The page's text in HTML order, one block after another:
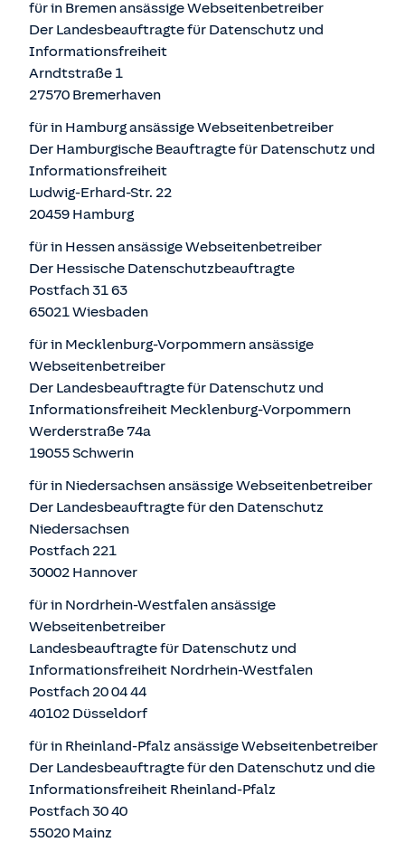
für in Bremen ansässige Webseitenbetreiber
Der Landesbeauftragte für Datenschutz und
Informationsfreiheit
Arndtstraße 1
27570 Bremerhaven
für in Hamburg ansässige Webseitenbetreiber
Der Hamburgische Beauftragte für Datenschutz und
Informationsfreiheit
Ludwig-Erhard-Str. 22
20459 Hamburg
für in Hessen ansässige Webseitenbetreiber
Der Hessische Datenschutzbeauftragte
Postfach 31 63
65021 Wiesbaden
für in Mecklenburg-Vorpommern ansässige
Webseitenbetreiber
Der Landesbeauftragte für Datenschutz und
Informationsfreiheit Mecklenburg-Vorpommern
Werderstraße 74a
19055 Schwerin
für in Niedersachsen ansässige Webseitenbetreiber
Der Landesbeauftragte für den Datenschutz
Niedersachsen
Postfach 221
30002 Hannover
für in Nordrhein-Westfalen ansässige
Webseitenbetreiber
Landesbeauftragte für Datenschutz und
Informationsfreiheit Nordrhein-Westfalen
Postfach 20 04 44
40102 Düsseldorf
für in Rheinland-Pfalz ansässige Webseitenbetreiber
Der Landesbeauftragte für den Datenschutz und die
Informationsfreiheit Rheinland-Pfalz
Postfach 30 40
55020 Mainz